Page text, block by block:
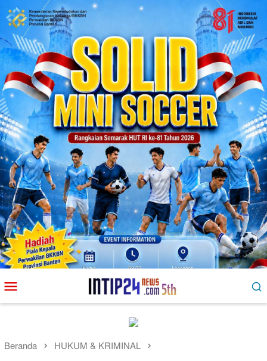
ke
kontenMobile
Beranda HUKUM & KRIMINAL